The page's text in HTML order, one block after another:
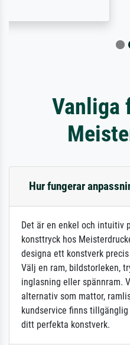
Vanliga
Hur fungerar
Det är en enkel och intuitiv
konsttryck hos
designa ett konstverk
Välj en ram, bildstorleken,
inglasning eller spännram.
alternativ som mattor,
kundservice finns
ditt perfekta konstverk.